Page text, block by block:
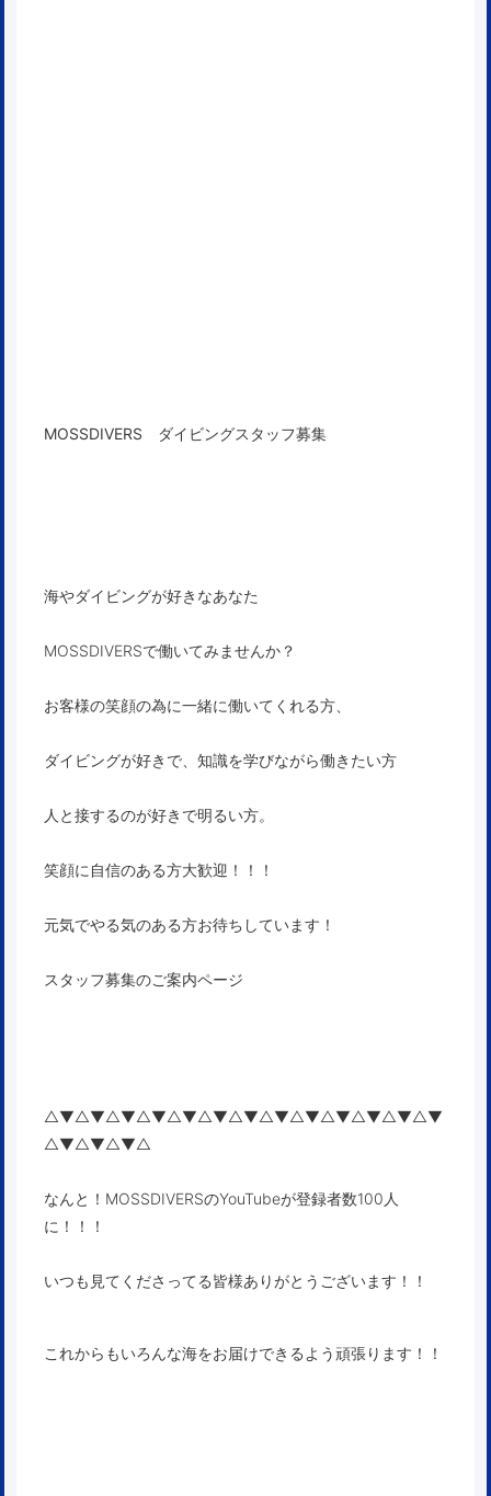
MOSSDIVERS ダイビングスタッフ募集
海やダイビングが好きなあなた
MOSSDIVERSで働いてみませんか？
お客様の笑顔の為に一緒に働いてくれる方、
ダイビングが好きで、知識を学びながら働きたい方
人と接するのが好きで明るい方。
笑顔に自信のある方大歓迎！！！
元気でやる気のある方お待ちしています！
スタッフ募集のご案内ページ
△▼△▼△▼△▼△▼△▼△▼△▼△▼△▼△▼△▼△▼
△▼△▼△▼△
なんと！MOSSDIVERSのYouTubeが登録者数100人
に！！！
いつも見てくださってる皆様ありがとうございます！！
これからもいろんな海をお届けできるよう頑張ります！！